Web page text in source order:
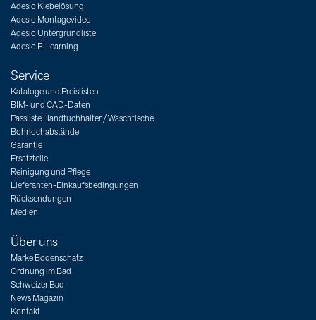
Adesio Klebelösung
Adesio Montagevideo
Adesio Untergrundliste
Adesio E-Learning
Service
Kataloge und Preislisten
BIM- und CAD-Daten
Passliste Handtuchhalter / Waschtische
Bohrlochabstände
Garantie
Ersatzteile
Reinigung und Pflege
Lieferanten-Einkaufsbedingungen
Rücksendungen
Medien
Über uns
Marke Bodenschatz
Ordnung im Bad
Schweizer Bad
News Magazin
Kontakt